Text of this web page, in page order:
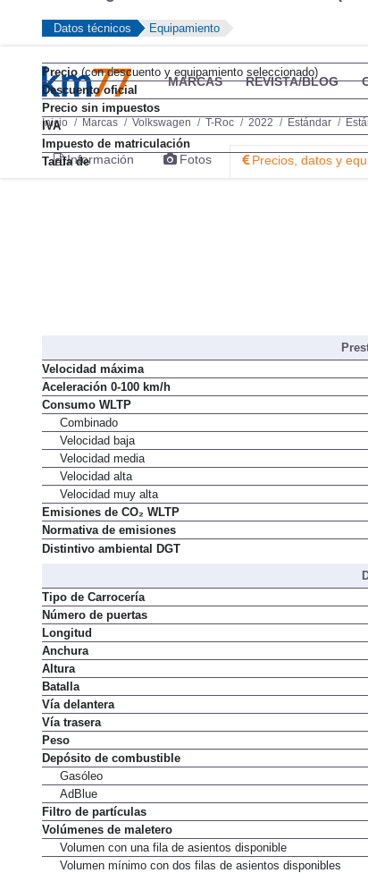
MARCAS REVISTA/BLOG
Inicio Marcas Volkswagen T-Roc 2022 Estándar
Información Fotos Precios, datos y
Datos técnicos Equipamiento
Precio(con descuento y equipamiento seleccionado)
Descuento oficial
Precio sin impuestos
IVA
Impuesto de matriculación
Tarifa de
Velocidad máxima
Aceleración 0-100 km/h
Consumo WLTP
Combinado
Velocidad baja
Velocidad media
Velocidad alta
Velocidad muy alta
Emisiones de CO₂ WLTP
Normativa de emisiones
Distintivo ambiental DGT
Tipo de Carrocería
Número de puertas
Longitud
Anchura
Altura
Batalla
Vía delantera
Vía trasera
Peso
Depósito de combustible
Gasóleo
AdBlue
Filtro de partículas
Volúmenes de maletero
Volumen con una fila de asientos disponible
Volumen mínimo con dos filas de asientos disponibles